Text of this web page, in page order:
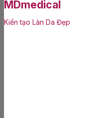
MDmedical
Kiến tạo Làn Da Đẹp